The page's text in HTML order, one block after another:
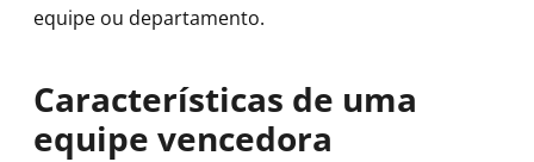
equipe ou departamento.
Características de uma
equipe vencedora